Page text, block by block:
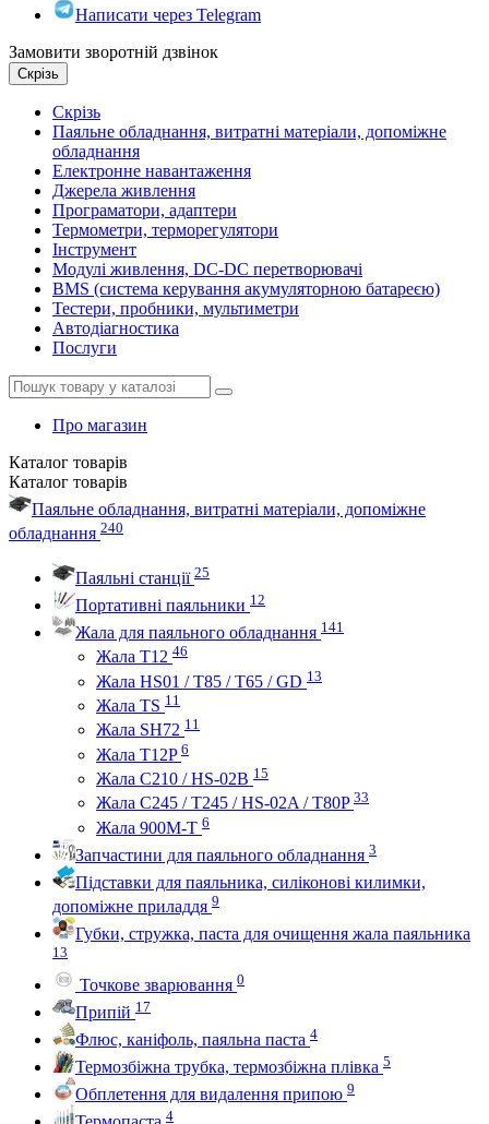
Написати через Telegram
Замовити зворотній дзвінок
Скрізь
Скрізь
Паяльне обладнання, витратні матеріали, допоміжне
обладнання
Електронне навантаження
Джерела живлення
Програматори, адаптери
Термометри, терморегулятори
Інструмент
Модулі живлення, DC-DC перетворювачі
BMS (система керування акумуляторною батареєю)
Тестери, пробники, мультиметри
Автодіагностика
Послуги
Про магазин
Каталог товарів
Каталог товарів
Паяльне обладнання, витратні матеріали, допоміжне
обладнання 240
Паяльні станції 25
Портативні паяльники 12
Жала для паяльного обладнання 141
Жала Т12 46
Жала HS01 / T85 / T65 / GD 13
Жала TS 11
Жала SH72 11
Жала T12P 6
Жала C210 / HS-02B 15
Жала C245 / T245 / HS-02A / T80P 33
Жала 900M-T 6
Запчастини для паяльного обладнання 3
Підставки для паяльника, силіконові килимки,
допоміжне приладдя 9
Губки, стружка, паста для очищення жала паяльника
13
Точкове зварювання 0
Припій 17
Флюс, каніфоль, паяльна паста 4
Термозбіжна трубка, термозбіжна плівка 5
Обплетення для видалення припою 9
4